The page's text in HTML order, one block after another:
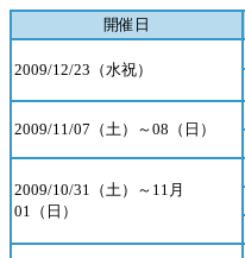
開催日
2009/12/23（水祝）
2009/11/07（土）～08（日）
2009/10/31（土）～11月
01（日）